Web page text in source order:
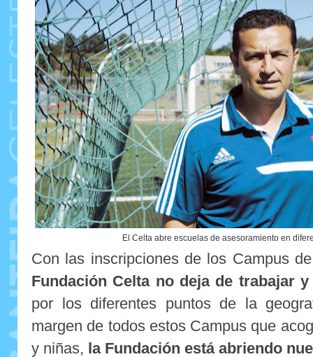
El Celta abre escuelas de asesoramiento en
Con las inscripciones de los Campus
Fundación Celta no deja de trabajar
por los diferentes puntos de la
margen de todos estos Campus que
y niñas, la Fundación está abriendo